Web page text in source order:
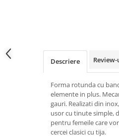
Descriere
Forma rotunda cu
elemente in plus.
gauri. Realizati din
usor cu tinute simple,
pentru femeile care
cercei clasici cu tija.